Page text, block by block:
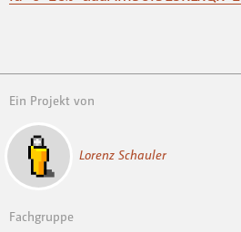
Ein Projekt von
Lorenz Schauler
Fachgruppe